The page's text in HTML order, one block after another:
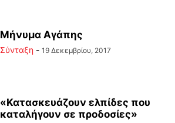
Μήνυμα Αγάπης
Σύνταξη - 19 Δεκεμβρίου, 2017
«Κατασκευάζουν ελπίδες που
καταλήγουν σε προδοσίες»